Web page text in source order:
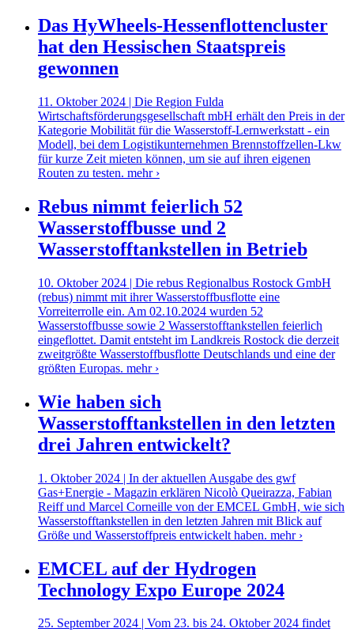
Das HyWheels-Hessenflottencluster
hat den Hessischen Staatspreis
gewonnen
11. Oktober 2024 | Die Region Fulda
Wirtschaftsförderungsgesellschaft mbH erhält den Preis in der
Kategorie Mobilität für die Wasserstoff-Lernwerkstatt - ein
Modell, bei dem Logistikunternehmen Brennstoffzellen-Lkw
für kurze Zeit mieten können, um sie auf ihren eigenen
Routen zu testen. mehr ›
Rebus nimmt feierlich 52
Wasserstoffbusse und 2
Wasserstofftankstellen in Betrieb
10. Oktober 2024 | Die rebus Regionalbus Rostock GmbH
(rebus) nimmt mit ihrer Wasserstoffbusflotte eine
Vorreiterrolle ein. Am 02.10.2024 wurden 52
Wasserstoffbusse sowie 2 Wasserstofftankstellen feierlich
eingeflottet. Damit entsteht im Landkreis Rostock die derzeit
zweitgrößte Wasserstoffbusflotte Deutschlands und eine der
größten Europas. mehr ›
Wie haben sich
Wasserstofftankstellen in den letzten
drei Jahren entwickelt?
1. Oktober 2024 | In der aktuellen Ausgabe des gwf
Gas+Energie - Magazin erklären Nicolò Queirazza, Fabian
Reiff und Marcel Corneille von der EMCEL GmbH, wie sich
Wasserstofftankstellen in den letzten Jahren mit Blick auf
Größe und Wasserstoffpreis entwickelt haben. mehr ›
EMCEL auf der Hydrogen
Technology Expo Europe 2024
25. September 2024 | Vom 23. bis 24. Oktober 2024 findet